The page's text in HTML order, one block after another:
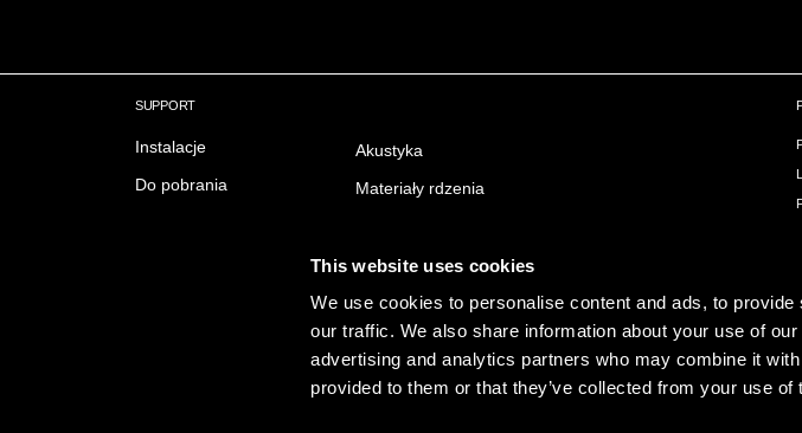
This website uses cookies
We use cookies to personalise content and ads, to
our traffic. We also share information about your use of
advertising and analytics partners who may combine it
provided to them or that they’ve collected from your use of
SUPPORT
Instalacje
Do pobrania
Akustyka
Materiały rdzenia
Wykończenie powierzchni
Emisji
Zrownowazony rozwoj